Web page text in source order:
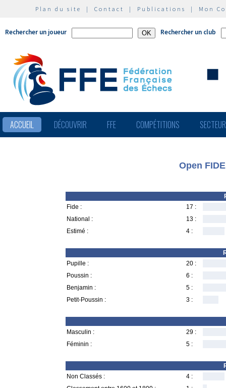
Plan du site | Contact | Publications | Mon
Rechercher un joueur Rechercher un club
ACCUEIL DÉCOUVRIR FFE COMPÉTITIONS
Open
Fide :
17 :
National :
13 :
Estimé :
4 :
Pupille :
20 :
Poussin :
6 :
Benjamin :
5 :
Petit-Poussin :
3 :
Masculin :
29 :
Féminin :
5 :
Non Classés :
4 :